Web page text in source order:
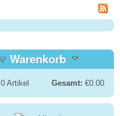
Warenkorb
0Artikel Gesamt: €0.00